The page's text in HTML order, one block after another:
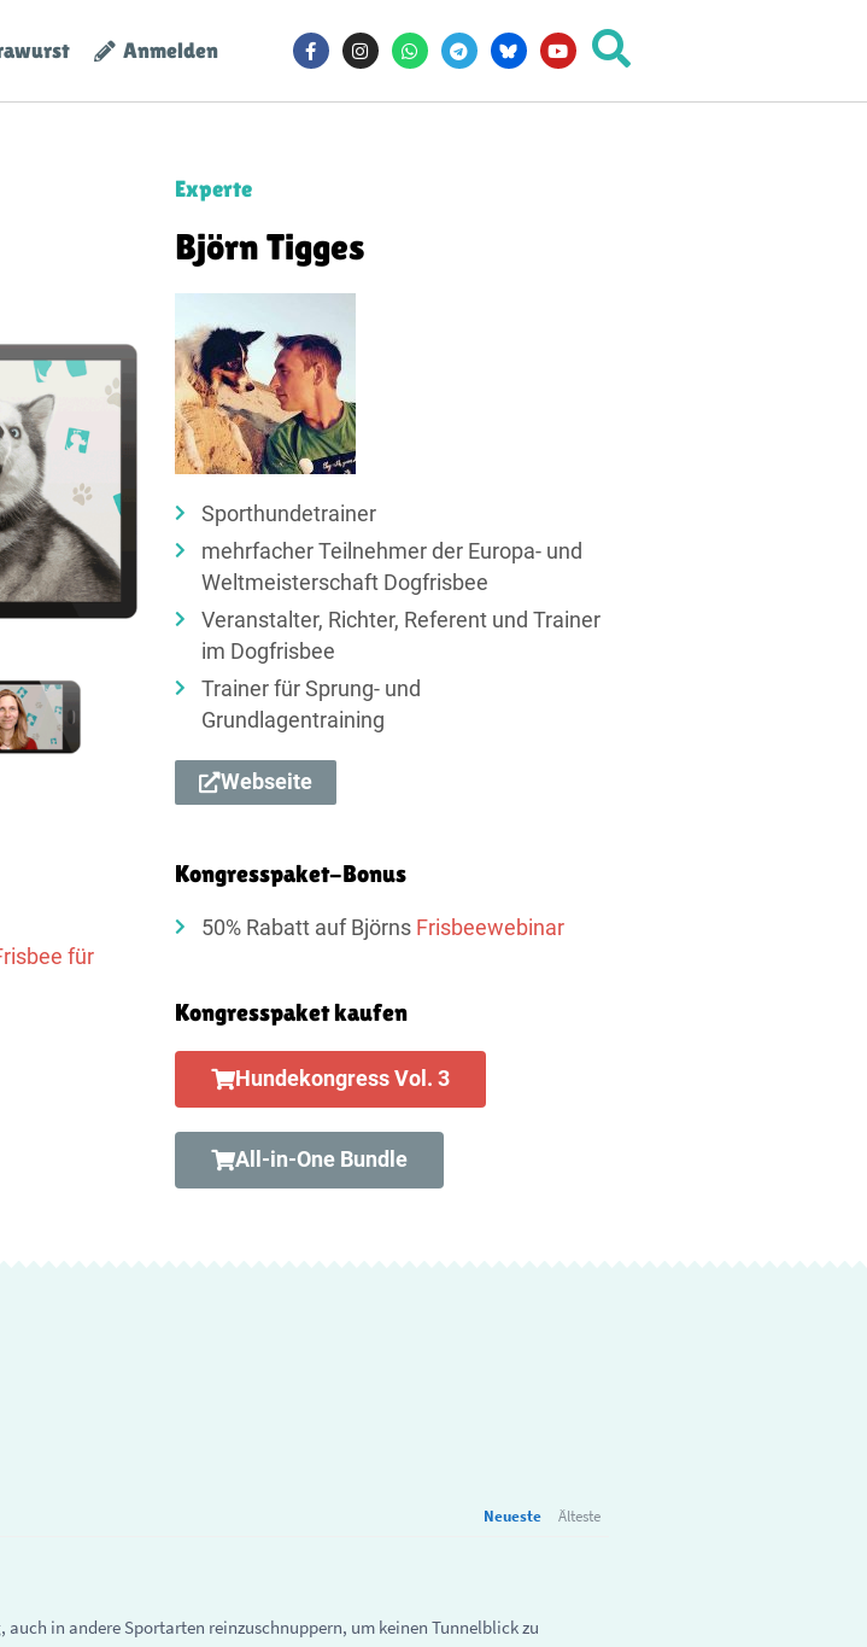
Anmelden
für
Experte
Björn Tigges
Sporthundetrainer
mehrfacher Teilnehmer der Europa- und
Weltmeisterschaft Dogfrisbee
Veranstalter, Richter, Referent und Trainer
im Dogfrisbee
Trainer für Sprung- und
Grundlagentraining
Webseite
Kongresspaket-Bonus
50% Rabatt auf Björns Frisbeewebinar
Kongresspaket kaufen
Hundekongress Vol. 3
All-in-One Bundle
Neueste Älteste
in andere Sportarten reinzuschnuppern, um keinen Tunnelblick zu